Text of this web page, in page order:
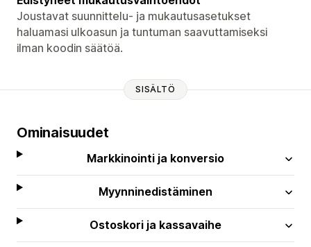
Joustavat suunnittelu- ja mukautusasetukset
haluamasi ulkoasun ja tuntuman saavuttamiseksi
ilman koodin säätöä.
SISÄLTÖ
Ominaisuudet
Markkinointi ja konversio
Myynninedistäminen
Ostoskori ja kassavaihe